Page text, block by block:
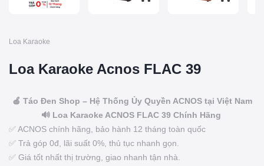
Loa Karaoke
Loa Karaoke Acnos FLAC 39
🍎 Táo Đen Shop – Hệ Thống Ủy Quyền ACNOS tại Việt Nam
🔊 Loa Karaoke ACNOS FLAC 39 Chính Hãng
✅ ACNOS chính hãng, bảo hành 12 tháng toàn quốc
✅ Trả góp 0đ, lãi suất 0%, thủ tục nhanh gọn.
✅ Giá tốt nhất thị trường, giao nhanh tận nhà.